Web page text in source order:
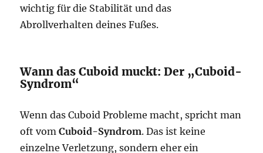
wichtig für die Stabilität und das
Abrollverhalten deines Fußes.
Wann das Cuboid muckt: Der „Cuboid-
Syndrom“
Wenn das Cuboid Probleme macht, spricht man
oft vomCuboid-Syndrom. Das ist keine
einzelne Verletzung, sondern eher ein